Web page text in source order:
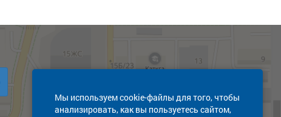
Мы используем cookie-файлы для того, чтобы
анализировать, как вы пользуетесь сайтом,